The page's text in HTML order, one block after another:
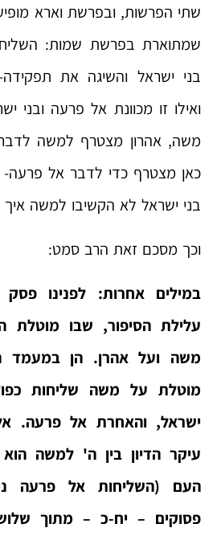
שתי הפרשות, ובפרשת וארא
שמתוארת בפרשת שמות:
בני ישראל והשיגה את
ואילו זו מכוונת אל פרעה ובני
משה, אהרון מצטרף למשה לדבר
כאן מצטרף כדי לדבר אל
בני ישראל לא הקשיבו למשה איך
וכך מסכם זאת הרב סמט:
במילים אחרות: לפנינו
עלילת הסיפור, שבו
משה ועל אהרן. הן במעמד
מוטלת על משה שליחות
ישראל, והאחרת אל פרעה.
עיקר הדיון בין ה' למשה
העם (השליחות אל פרעה
פסוקים – יח-כ – מתוך